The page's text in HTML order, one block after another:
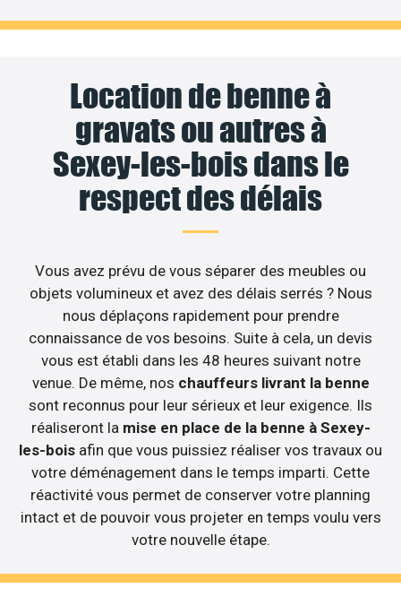
Location de benne à
gravats ou autres à
Sexey-les-bois dans le
respect des délais
Vous avez prévu de vous séparer des meubles ou
objets volumineux et avez des délais serrés ? Nous
nous déplaçons rapidement pour prendre
connaissance de vos besoins. Suite à cela, un devis
vous est établi dans les 48 heures suivant notre
venue. De même, nos chauffeurs livrant la benne
sont reconnus pour leur sérieux et leur exigence. Ils
réaliseront la mise en place de la benne à Sexey-
les-bois afin que vous puissiez réaliser vos travaux ou
votre déménagement dans le temps imparti. Cette
réactivité vous permet de conserver votre planning
intact et de pouvoir vous projeter en temps voulu vers
votre nouvelle étape.